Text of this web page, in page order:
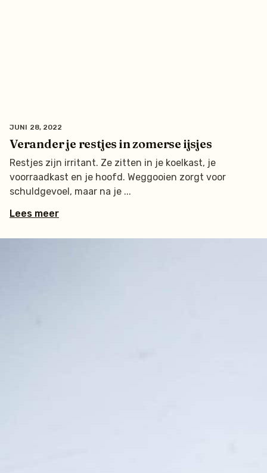
Verander je restjes in zomerse ijsjes
JUNI 28, 2022
Restjes zijn irritant. Ze zitten in je koelkast, je
voorraadkast en je hoofd. Weggooien zorgt voor
schuldgevoel, maar na je
Lees meer